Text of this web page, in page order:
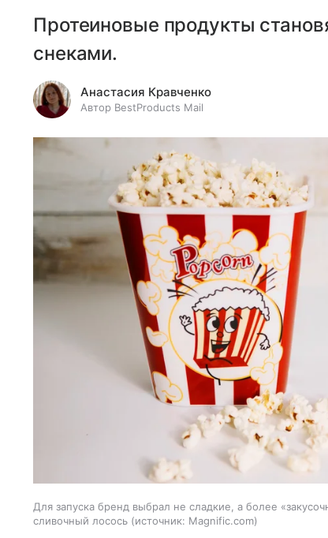
Протеиновые продукты
снеками.
Анастасия Кравченко
Автор BestProducts Mail
Для запуска бренд выбрал не сладкие, а более
сливочный лосось
источник: Magnific.com